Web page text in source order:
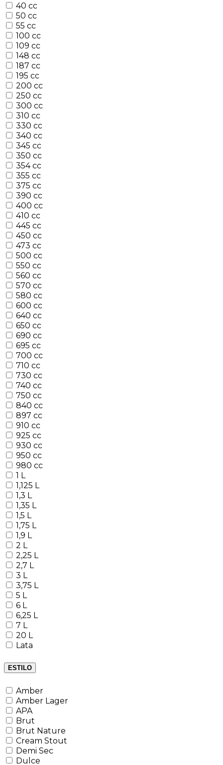
40 cc
50 cc
55 cc
100 cc
109 cc
148 cc
187 cc
195 cc
200 cc
250 cc
300 cc
310 cc
330 cc
340 cc
345 cc
350 cc
354 cc
355 cc
375 cc
390 cc
400 cc
410 cc
445 cc
450 cc
473 cc
500 cc
550 cc
560 cc
570 cc
580 cc
600 cc
640 cc
650 cc
690 cc
695 cc
700 cc
710 cc
730 cc
740 cc
750 cc
840 cc
897 cc
910 cc
925 cc
930 cc
950 cc
980 cc
1 L
1,125 L
1,3 L
1,35 L
1,5 L
1,75 L
1,9 L
2 L
2,25 L
2,7 L
3 L
3,75 L
5 L
6 L
6,25 L
7 L
20 L
Lata
ESTILO
Amber
Amber Lager
APA
Brut
Brut Nature
Cream Stout
Demi Sec
Dulce